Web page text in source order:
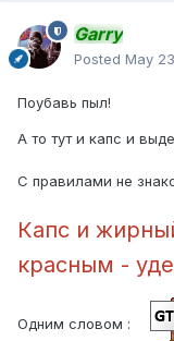
Garry
Posted May
Поубавь пыл!
А то тут и капс и
С правилами не
Капс и
красным -
Одним словом :